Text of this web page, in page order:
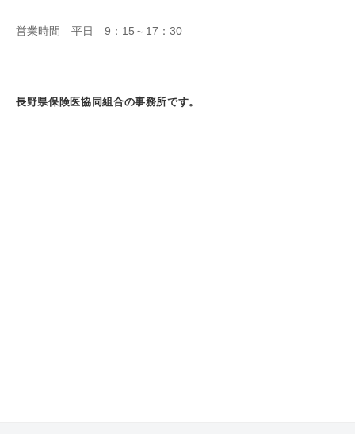
営業時間 平日 9：15～17：30
長野県保険医協同組合の事務所です。